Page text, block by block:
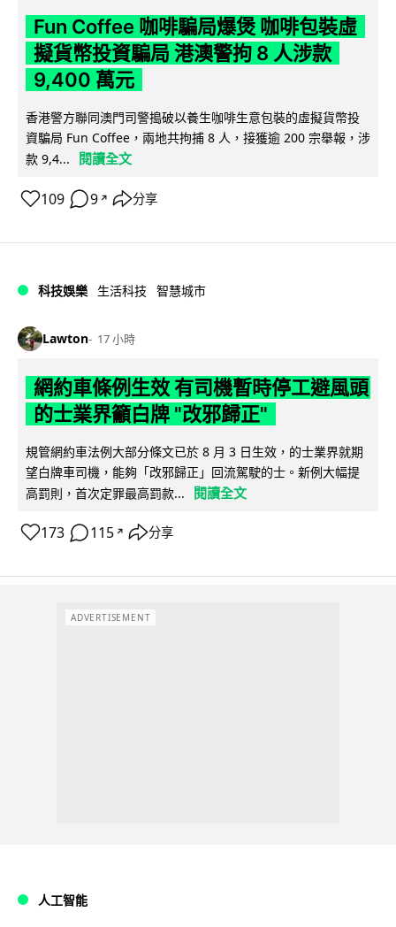
Fun Coffee 咖啡騙局爆煲 咖啡包裝虛
擬貨幣投資騙局 港澳警拘 8 人涉款
9,400 萬元
香港警方聯同澳門司警搗破以養生咖啡生意包裝的虛擬貨幣投
資騙局 Fun Coffee，兩地共拘捕 8 人，接獲逾 200 宗舉報，涉
款 9,4...
閱讀全文
109 9 ↗ 分享
科技娛樂 生活科技 智慧城市
Lawton 17 小時
網約車條例生效 有司機暫時停工避風頭
的士業界籲白牌 "改邪歸正"
規管網約車法例大部分條文已於 8 月 3 日生效，的士業界就期
望白牌車司機，能夠「改邪歸正」回流駕駛的士。新例大幅提
高罰則，首次定罪最高罰款...
閱讀全文
173 115 ↗ 分享
ADVERTISEMENT
人工智能